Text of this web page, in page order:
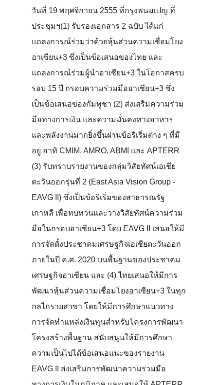
วันที่ 19 พฤศจิกายน 2555 ที่กรุงพนมเปญ ที่
ประชุมฯ(1) รับรองเอกสาร 2 ฉบับ ได้แก่
แถลงการณ์ร่วมว่าด้วยหุ้นส่วนความเชื่อมโยง
อาเซียน+3 ซึ่งเป็นข้อเสนอของไทย และ
แถลงการณ์ร่วมผู้นำอาเซียน+3 ในโอกาสครบ
รอบ 15 ปี กรอบความร่วมมืออาเซียน+3 ซึ่ง
เป็นข้อเสนอของกัมพูชา (2) ส่งเสริมความร่วม
มือทางการเงิน และความมั่นคงทางอาหาร
และพลังงานมากยิ่งขึ้นผ่านข้อริเริ่มต่าง ๆ ที่มี
อยู่ อาทิ CMIM, AMRO, ABMI และ APTERR
(3) รับทราบรายงานของกลุ่มวิสัยทัศน์เอเชีย
ตะวันออกรุ่นที่ 2 (East Asia Vision Group -
EAVG II) ซึ่งเป็นข้อริเริ่มของสาธารณรัฐ
เกาหลี เพื่อทบทวนและวางวิสัยทัศน์ความร่วม
มือในกรอบอาเซียน+3 โดย EAVG II เสนอให้มี
การจัดตั้งประชาคมเศรษฐกิจเอเชียตะวันออก
ภายในปี ค.ศ. 2020 บนพื้นฐานของประชาคม
เศรษฐกิจอาเซียน และ (4) ไทยเสนอให้มีการ
พัฒนาหุ้นส่วนความเชื่อมโยงอาเซียน+3 ในทุก
กลไกรายสาขา โดยให้มีการศึกษาแนวทาง
การจัดทำแหล่งเงินทุนสำหรับโครงการพัฒนา
โครงสร้างพื้นฐาน สนับสนุนให้มีการศึกษา
ความเป็นไปได้ข้อเสนอแนะของรายงาน
EAVG II ส่งเสริมการพัฒนาความร่วมมือ